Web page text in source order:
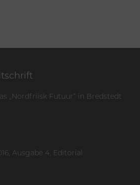
„Nordfriisk Futuur“ in Bredstedt
Ausgabe 4, Editorial